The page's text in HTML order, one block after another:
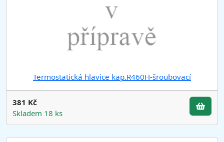
Termostatická hlavice kap.R460H-šroubovací
381 Kč
Skladem 18 ks